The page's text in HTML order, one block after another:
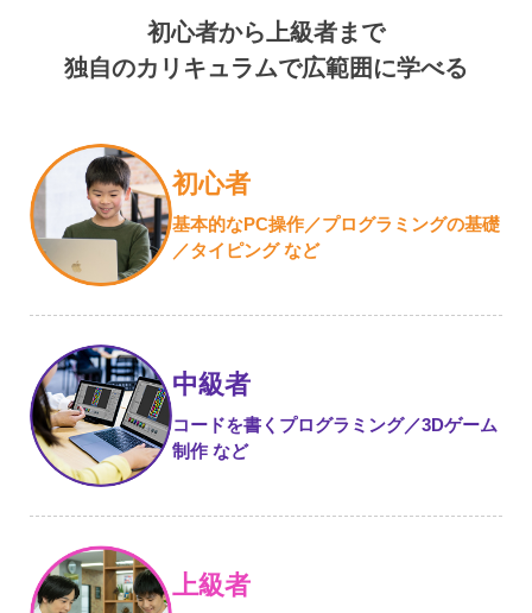
初心者から上級者まで
独自のカリキュラムで広範囲に学べる
初心者
基本的なPC操作／プログラミングの基礎
／タイピング など
中級者
コードを書くプログラミング／3Dゲーム
制作 など
上級者